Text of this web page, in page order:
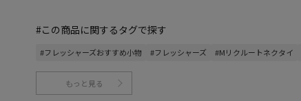
#この商品に関するタグで探す
#フレッシャーズおすすめ小物 #フレッシャーズ #Mリクルートネクタイ
もっと見る